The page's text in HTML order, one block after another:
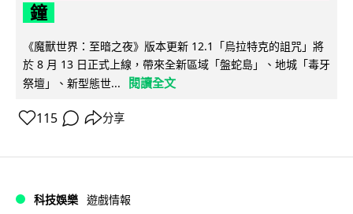
鐘
《魔獸世界：至暗之夜》版本更新 12.1「烏拉特克的詛咒」將
於 8 月 13 日正式上線，帶來全新區域「盤蛇島」、地城「毒牙
祭壇」、新型態世...
閱讀全文
115 分享
科技娛樂 遊戲情報